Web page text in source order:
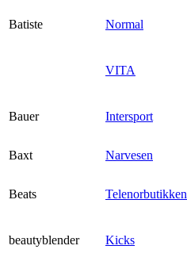
Batiste Normal
VITA
Bauer Intersport
Baxt
Narvesen
Beats Telenorbutikken
beautyblender Kicks